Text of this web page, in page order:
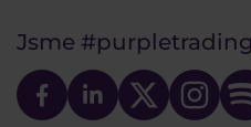
Jsme #purpletrading